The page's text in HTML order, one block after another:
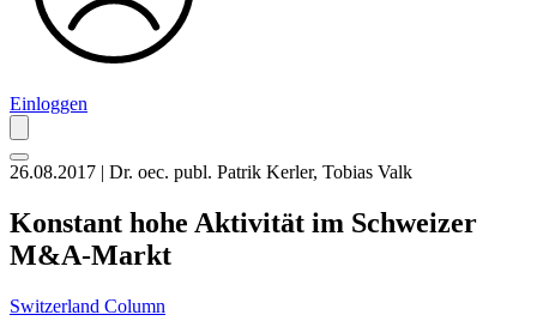
Einloggen
26.08.2017 | Dr. oec. publ. Patrik Kerler, Tobias Valk
Konstant hohe Aktivität im Schweizer
M&A-Markt
Switzerland Column